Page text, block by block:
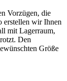
Vorzügen, die
erstellen wir Ihnen
mit Lagerraum,
Den
Größe